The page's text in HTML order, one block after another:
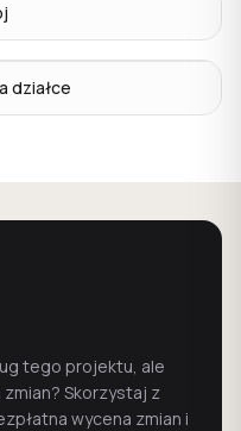
działce
tego projektu, ale
Skorzystaj z
wycena zmian i